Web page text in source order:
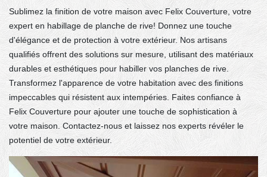
Sublimez la finition de votre maison avec Felix Couverture, votre
expert en habillage de planche de rive! Donnez une touche
d'élégance et de protection à votre extérieur. Nos artisans
qualifiés offrent des solutions sur mesure, utilisant des matériaux
durables et esthétiques pour habiller vos planches de rive.
Transformez l'apparence de votre habitation avec des finitions
impeccables qui résistent aux intempéries. Faites confiance à
Felix Couverture pour ajouter une touche de sophistication à
votre maison. Contactez-nous et laissez nos experts révéler le
potentiel de votre extérieur.